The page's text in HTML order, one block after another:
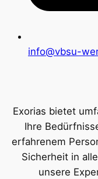
info@vbsu-
Exorias bietet
Ihre
erfahrenem
Sicherheit in
unsere